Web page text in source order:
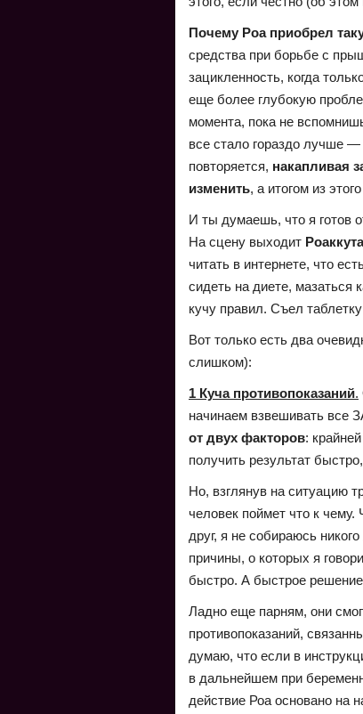
Почему Роа приобрел
средства при борьбе с
зацикленность, когда
еще более глубокую
момента, пока не
все стало гораздо лучше —
повторяется, накапливая
изменить, а итогом из
И ты думаешь, что я готов
На сцену выходит
читать в интернете, что
сидеть на диете, мазаться
кучу правил. Съел
Вот только есть два
слишком):
1 Куча противопоказаний.
начинаем взвешивать все
от двух факторов:
получить результат
Но, взглянув на ситуацию
человек поймет что к чему.
друг, я не собираюсь
причины, о которых я
быстро. А быстрое
Ладно еще парням, они
противопоказаний,
думаю, что если в
в дальнейшем при
действие Роа основано на